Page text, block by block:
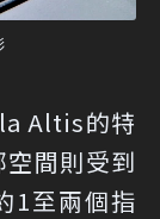
Altis的特
間則受到
1至兩個指